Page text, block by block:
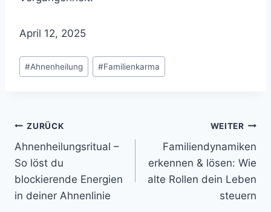
April 12, 2025
Schlagworte:
#Ahnenheilung #Familienkarma
Beitragsnavigation
ZURÜCK
Ahnenheilungsritual –
So löst du
blockierende Energien
in deiner Ahnenlinie
WEITER
Familiendynamiken
erkennen & lösen: Wie
alte Rollen dein Leben
steuern